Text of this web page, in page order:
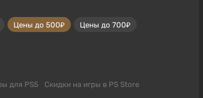
Цены до 500₽
Цены до 700₽
для PS5
Скидки на игры в PS Store